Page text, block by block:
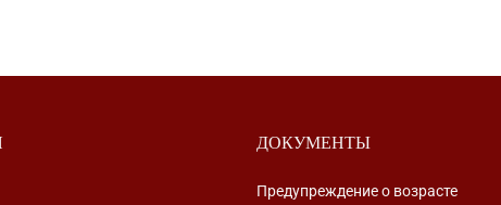
ДОКУМЕНТЫ
Предупреждение о возрасте